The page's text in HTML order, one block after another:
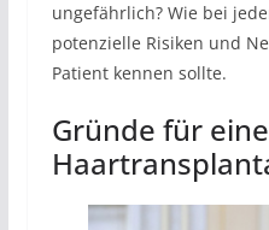
ungefährlich? Wie bei
potenzielle Risiken und
Patient kennen sollte.
Gründe für eine